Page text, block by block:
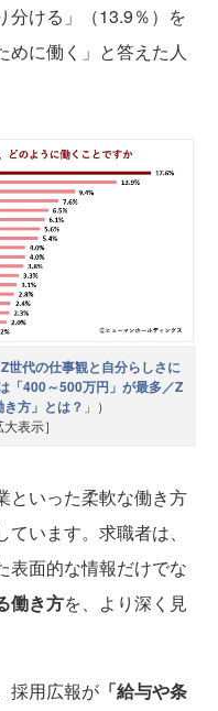
分ける」（13.9％）を
めに働く」と答えた人
Z世代の仕事観と自分らしさに
400～500万円」が最多／Z
方」とは？ 」）
表示］
といった柔軟な働き方
います。求職者は、
表面的な情報だけでな
働き方を、より深く見
採用広報が 「給与や条